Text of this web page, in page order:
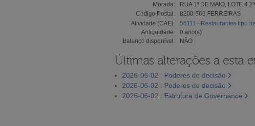
Morada:
RUA 1º DE MAIO, LOTE 4
Código Postal:
8200-569 FERREIRAS
Atividade (CAE):
56111 - Restaurantes tipo
Antiguidade:
0 ano(s)
Balanço disponível:
NÃO
Últimas alterações a esta
2026-06-02 : Poderes de decisão
2026-06-02 : Poderes de decisão
2026-06-02 : Estrutura de Governance